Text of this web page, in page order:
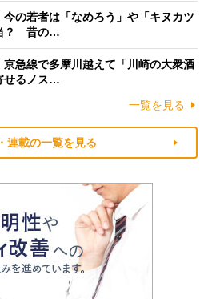
今の若者は「なめろう」や「キヌカツ
？ 昔の…
京急線で多摩川越えて「川崎の大衆酒
せるノス…
一覧を見る
連載の一覧を見る